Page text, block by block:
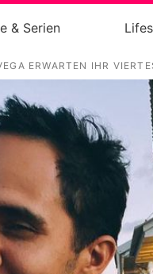
Filme &
Familie
& Serien
ERWARTEN IHR